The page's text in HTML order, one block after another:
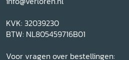
KVK: 32039230
BTW: NL805459716B01
Voor vragen over bestellingen: